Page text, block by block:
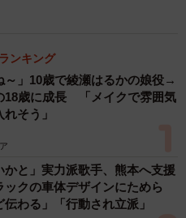
ンキング
～」10歳で綾瀬はるかの娘役→
18歳に成長 「メイクで雰囲気
そう」
かと」実力派歌手、熊本へ支援
クの車体デザインにためら
わる」「行動され立派」